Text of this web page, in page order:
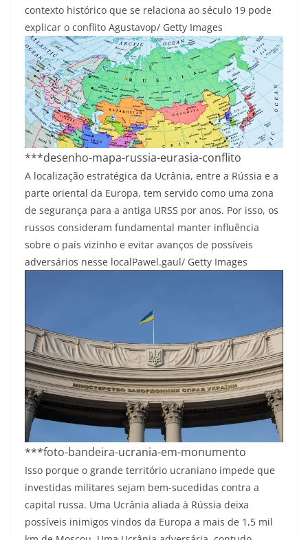
contexto histórico que se relaciona ao século 19 pode
explicar o conflito Agustavop/ Getty Images
***desenho-mapa-russia-eurasia-conflito
A localização estratégica da Ucrânia, entre a Rússia e a
parte oriental da Europa, tem servido como uma zona
de segurança para a antiga URSS por anos. Por isso, os
russos consideram fundamental manter influência
sobre o país vizinho e evitar avanços de possíveis
adversários nesse localPawel.gaul/ Getty Images
***foto-bandeira-ucrania-em-monumento
Isso porque o grande território ucraniano impede que
investidas militares sejam bem-sucedidas contra a
capital russa. Uma Ucrânia aliada à Rússia deixa
possíveis inimigos vindos da Europa a mais de 1,5 mil